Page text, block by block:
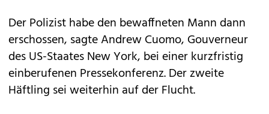
Der Polizist habe den bewaffneten Mann dann
erschossen, sagte Andrew Cuomo, Gouverneur
des US-Staates New York, bei einer kurzfristig
einberufenen Pressekonferenz. Der zweite
Häftling sei weiterhin auf der Flucht.